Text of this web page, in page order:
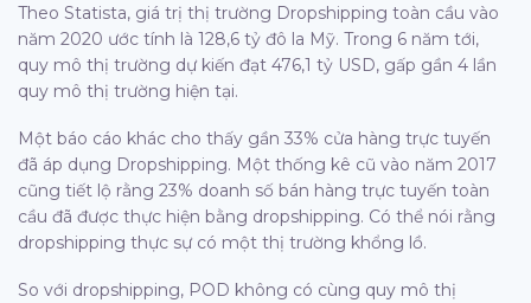
Theo Statista, giá trị thị trường Dropshipping toàn cầu vào
năm 2020 ước tính là 128,6 tỷ đô la Mỹ. Trong 6 năm tới,
quy mô thị trường dự kiến ​​đạt 476,1 tỷ USD, gấp gần 4 lần
quy mô thị trường hiện tại.
Một báo cáo khác cho thấy gần 33% cửa hàng trực tuyến
đã áp dụng Dropshipping. Một thống kê cũ vào năm 2017
cũng tiết lộ rằng 23% doanh số bán hàng trực tuyến toàn
cầu đã được thực hiện bằng dropshipping. Có thể nói rằng
dropshipping thực sự có một thị trường khổng lồ.
So với dropshipping, POD không có cùng quy mô thị